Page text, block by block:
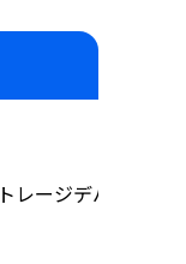
ージデバイス